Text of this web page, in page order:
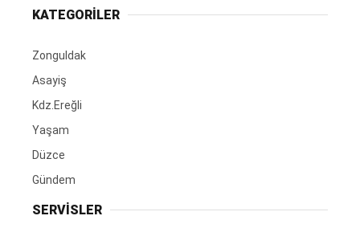
KATEGORİLER
Zonguldak
Asayiş
Kdz.Ereğli
Yaşam
Düzce
Gündem
SERVİSLER